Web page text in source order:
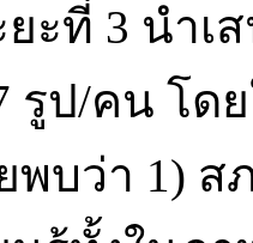
ะที่ 3 นำเ
ป/คน โดย
พบว่า 1)